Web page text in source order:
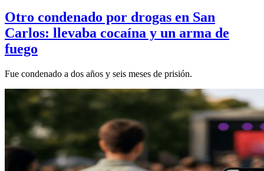
Otro condenado por drogas en San
Carlos: llevaba cocaína y un arma de
fuego
Fue condenado a dos años y seis meses de prisión.